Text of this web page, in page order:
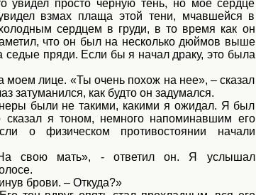
увидел просто черную тень, но мое сердце
взмах плаща этой тени, мчавшейся в
сердцем в груди, в то время как он
что он был на несколько дюймов выше
седые пряди. Если бы я начал драку, это была
моем лице. «Ты очень похож на нее», – сказал
затуманился, как будто он задумался.
были не такими, какими я ожидал. Я был
сказал я тоном, немного напоминавшим его
о физическом противостоянии начали
свою мать», - ответил он. Я услышал
брови. – Откуда?»